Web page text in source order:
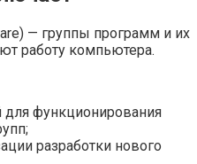
— группы программ и их
работу компьютера.
функционирования
разработки нового